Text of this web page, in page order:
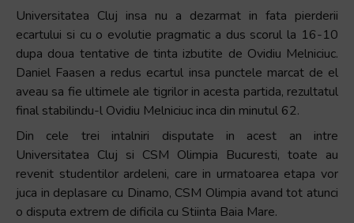
Universitatea Cluj insa nu a dezarmat in fata pierderii
ecartului si cu o evolutie pragmatic a dus scorul la 16-10
dupa doua tentative de tinta izbutite de Ovidiu Melniciuc.
Daniel Faasen a redus ecartul insa punctele marcat de el
aveau sa fie ultimele ale tigrilor in acesta partida, rezultatul
final stabilindu-l Ovidiu Melniciuc inca din minutul 62.
Din cele trei intalniri disputate in acest an intre
Universitatea Cluj si CSM Olimpia Bucuresti, toate au
revenit studentilor ardeleni, care in urmatoarea etapa vor
juca in deplasare cu Dinamo, CSM Olimpia avand tot atunci
o disputa extrem de dificila cu Stiinta Baia Mare.